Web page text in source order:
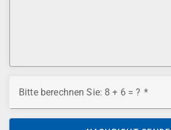
Bitte berechnen Sie: 8 + 6 = ?